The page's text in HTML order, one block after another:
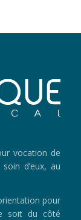
vocation de
d’eux, au
pour
soit du côté